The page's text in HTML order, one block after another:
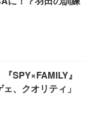
SPY×FAMILY』
、クオリティ」